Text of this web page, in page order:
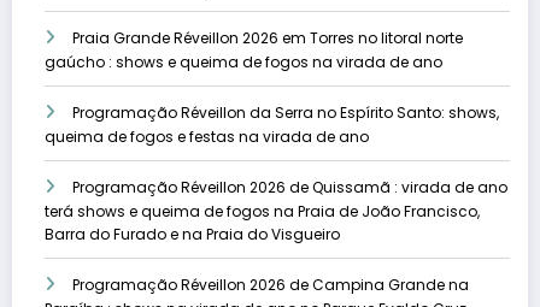
Praia Grande Réveillon 2026 em Torres no litoral norte
gaúcho : shows e queima de fogos na virada de ano
Programação Réveillon da Serra no Espírito Santo: shows,
queima de fogos e festas na virada de ano
Programação Réveillon 2026 de Quissamã : virada de ano
terá shows e queima de fogos na Praia de João Francisco,
Barra do Furado e na Praia do Visgueiro
Programação Réveillon 2026 de Campina Grande na